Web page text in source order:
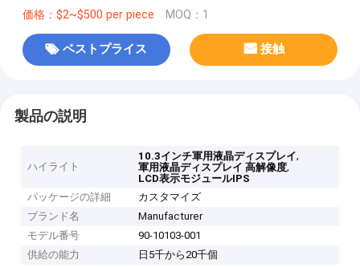
価格：$2~$500 per piece MOQ：1
ベストプライス 接触
製品の説明
ハイライト
10.3インチ軍用液晶ディスプレイ,
軍用液晶ディスプレイ 高解像度,
LCD表示モジュールIPS
パッケージの詳細
カスタマイズ
ブランド名
Manufacturer
モデル番号
90-10103-001
供給の能力
日5千から20千個